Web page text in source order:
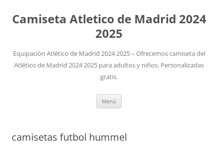
Camiseta Atletico de Madrid 2024
2025
Equipación Atlético de Madrid 2024 2025 – Ofrecemos camiseta del
Atlético de Madrid 2024 2025 para adultos y niños. Personalizadas
gratis.
Menú
camisetas futbol hummel